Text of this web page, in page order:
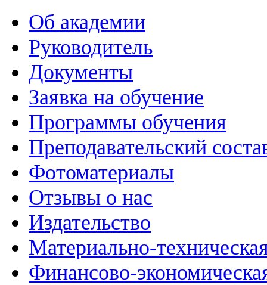
Об академии
Руководитель
Документы
Заявка на обучение
Программы обучения
Преподавательский
Фотоматериалы
Отзывы о нас
Издательство
Материально-
Финансово-